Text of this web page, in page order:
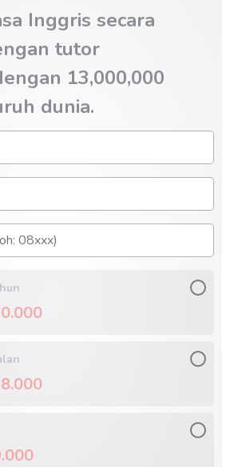
Inggris secara
tutor
13,000,000
dunia.